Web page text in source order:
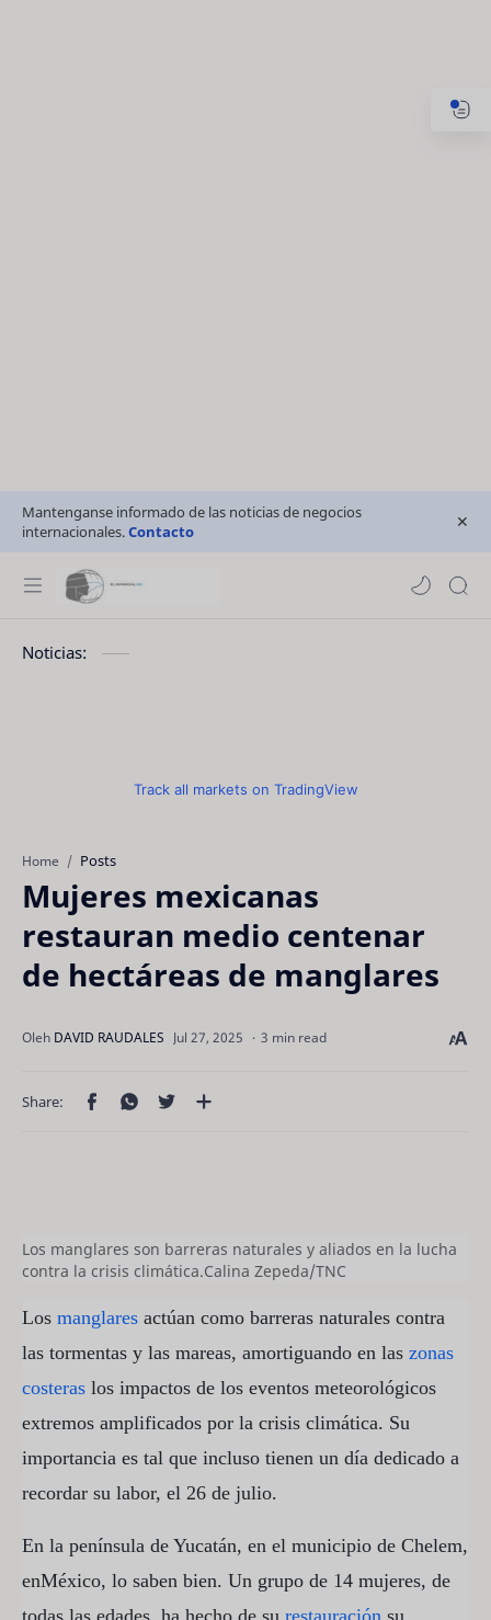
Mantenganse informado de las noticias de negocios
internacionales.Contacto
Noticias:
Track all markets on TradingView
Home Posts
Mujeres mexicanas
restauran medio centenar
de hectáreas de manglares
3 min read
Los manglares son barreras naturales y aliados en la lucha
contra la crisis climática.Calina Zepeda/TNC
Los manglares actúan como barreras naturales contra
las tormentas y las mareas, amortiguando en las zonas
costeras los impactos de los eventos meteorológicos
extremos amplificados por la crisis climática. Su
importancia es tal que incluso tienen un día dedicado a
recordar su labor, el 26 de julio.
En la península de Yucatán, en el municipio de Chelem,
enMéxico, lo saben bien. Un grupo de 14 mujeres, de
todas las edades, ha hecho de su restauración su